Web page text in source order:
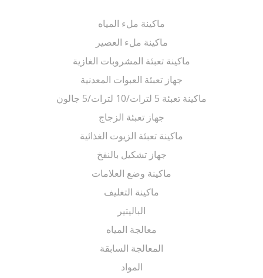
ماكينة ملء المياه
ماكينة ملء العصير
ماكينة تعبئة المشروبات الغازية
جهاز تعبئة العبوات المعدنية
ماكينة تعبئة 5 لترات/10 لترات/5 جالون
جهاز تعبئة الزجاج
ماكينة تعبئة الزيوت الغذائية
جهاز تشكيل بالنفخ
ماكينة وضع العلامات
ماكينة التغليف
الباليتير
معالجة المياه
المعالجة السابقة